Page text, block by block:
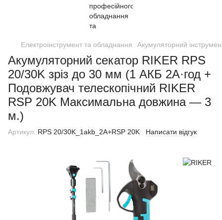
Електроінструмент та обладнання Акумуляторний
Акумуляторний секатор RIKER RPS
20/30K зріз до 30 мм (1 АКБ 2А·год +
Подовжувач телескопічний RIKER
RSP 20K Максимальна довжина — 3
м.)
Артикул: RPS 20/30K_1akb_2A+RSP 20K Написати відгук